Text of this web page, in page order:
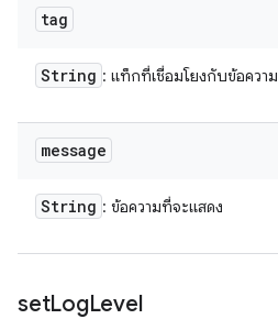
tag
String : แท็กที่เชื่อมโยงกับข้อความ
message
String : ข้อความที่จะแสดง
setLogLevel